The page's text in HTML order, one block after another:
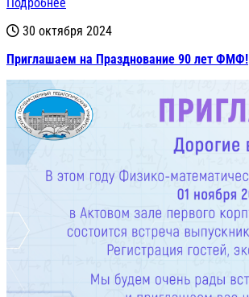
30 октября 2024
Приглашаем на Празднование 90 лет ФМФ!